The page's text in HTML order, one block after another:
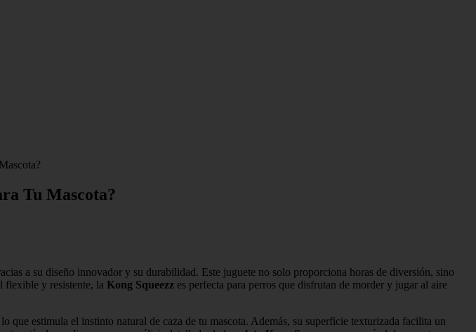
Tu Mascota?
a su diseño innovador y su durabilidad. Este juguete no solo proporciona horas de diversión, sino
flexible y resistente, la Kong Squeezz es perfecta para perros que disfrutan de morder y jugar al aire
que estimula el instinto natural de caza de tu mascota. Además, su superficie texturizada facilita un